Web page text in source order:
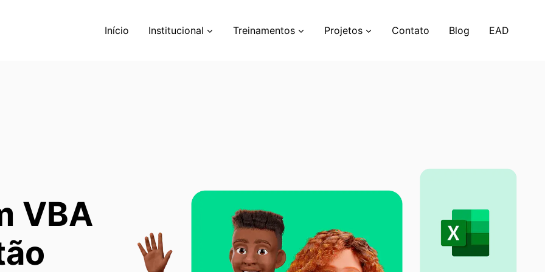
Início Institucional Treinamentos Projetos Contato Blog EAD
VBA